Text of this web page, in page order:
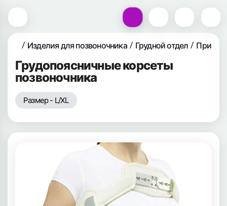
Изделия для позвоночника Грудной отдел При
Грудопоясничные корсеты
позвоночника
Размер - L/XL